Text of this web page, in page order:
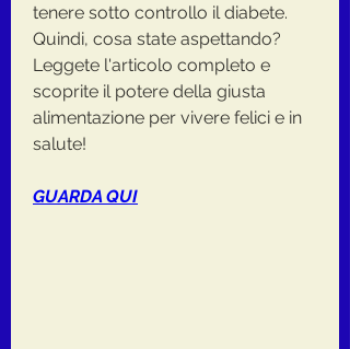
tenere sotto controllo il diabete.
Quindi, cosa state aspettando?
Leggete l'articolo completo e
scoprite il potere della giusta
alimentazione per vivere felici e in
salute!
GUARDA QUI